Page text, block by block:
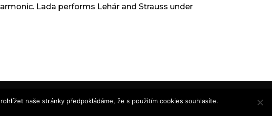
Lada performs Lehár and Strauss under
naše stránky předpokládáme, že s použitím cookies souhlasíte.